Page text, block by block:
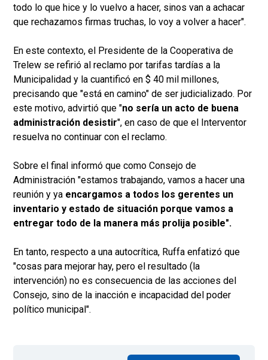
todo lo que hice y lo vuelvo a hacer, sinos van a achacar
que rechazamos firmas truchas, lo voy a volver a hacer".
En este contexto, el Presidente de la Cooperativa de
Trelew se refirió al reclamo por tarifas tardías a la
Municipalidad y la cuantificó en $ 40 mil millones,
precisando que "está en camino" de ser judicializado. Por
este motivo, advirtió que "no sería un acto de buena
administración desistir", en caso de que el Interventor
resuelva no continuar con el reclamo.
Sobre el final informó que como Consejo de
Administración "estamos trabajando, vamos a hacer una
reunión y ya encargamos a todos los gerentes un
inventario y estado de situación porque vamos a
entregar todo de la manera más prolija posible".
En tanto, respecto a una autocrítica, Ruffa enfatizó que
"cosas para mejorar hay, pero el resultado (la
intervención) no es consecuencia de las acciones del
Consejo, sino de la inacción e incapacidad del poder
político municipal".